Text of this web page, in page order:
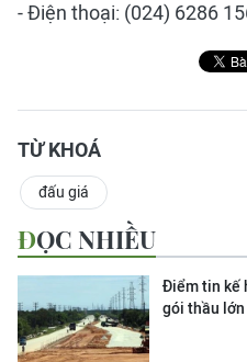
- Điện thoại: (024) 6286
TỪ KHOÁ
đấu giá
ĐỌC NHIỀU
Điểm tin kế
gói thầu